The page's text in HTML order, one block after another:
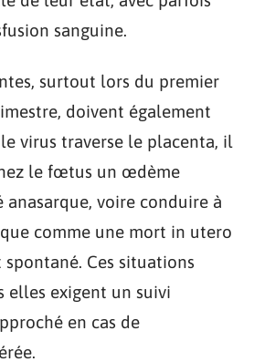
sanguine.
surtout lors du premier
doivent également
virus traverse le placenta, il
le fœtus un œdème
anasarque, voire conduire à
comme une mort in utero
Ces situations
elles exigent un suivi
en cas de